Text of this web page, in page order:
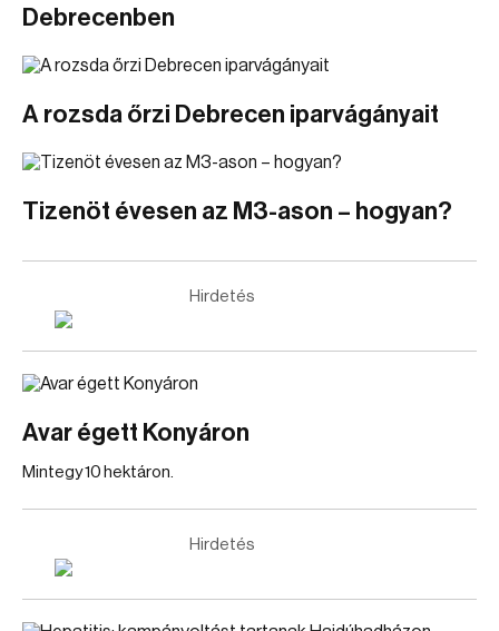
Debrecenben
A rozsda őrzi Debrecen iparvágányait
Tizenöt évesen az M3-ason – hogyan?
Hirdetés
Avar égett Konyáron
Mintegy 10 hektáron.
Hirdetés